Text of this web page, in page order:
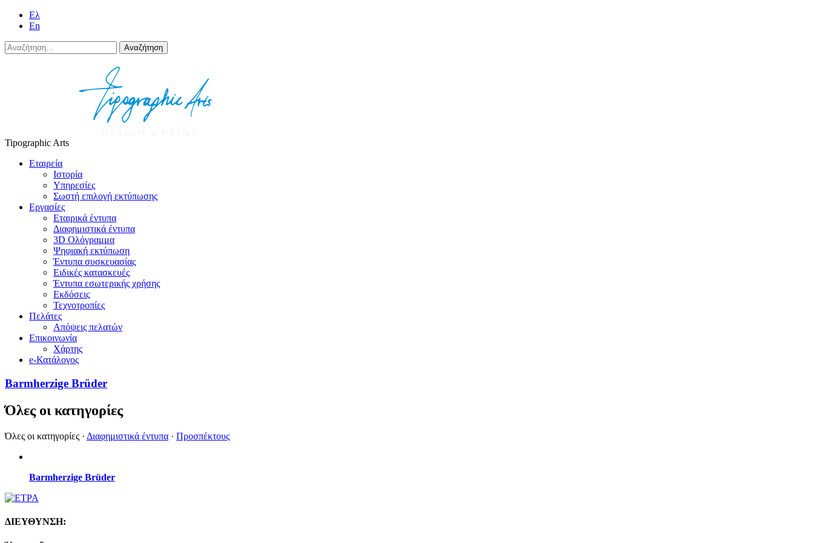
Eλ
En
Αναζήτηση
για:
Tipographic Arts
Εταιρεία
Ιστορία
Υπηρεσίες
Σωστή επιλογή εκτύπωσης
Εργασίες
Εταιρικά έντυπα
Διαφημιστικά έντυπα
3D Ολόγραμμα
Ψηφιακή εκτύπωση
Έντυπα συσκευασίας
Ειδικές κατασκευές
Έντυπα εσωτερικής χρήσης
Εκδόσεις
Τεχνοτροπίες
Πελάτες
Απόψεις πελατών
Επικοινωνία
Χάρτης
e-Κατάλογος
Barmherzige Brüder
Όλες οι κατηγορίες
Όλες οι κατηγορίες · Διαφημιστικά έντυπα · Προσπέκτους
Barmherzige Brüder
ΔΙΕΥΘΥΝΣΗ: